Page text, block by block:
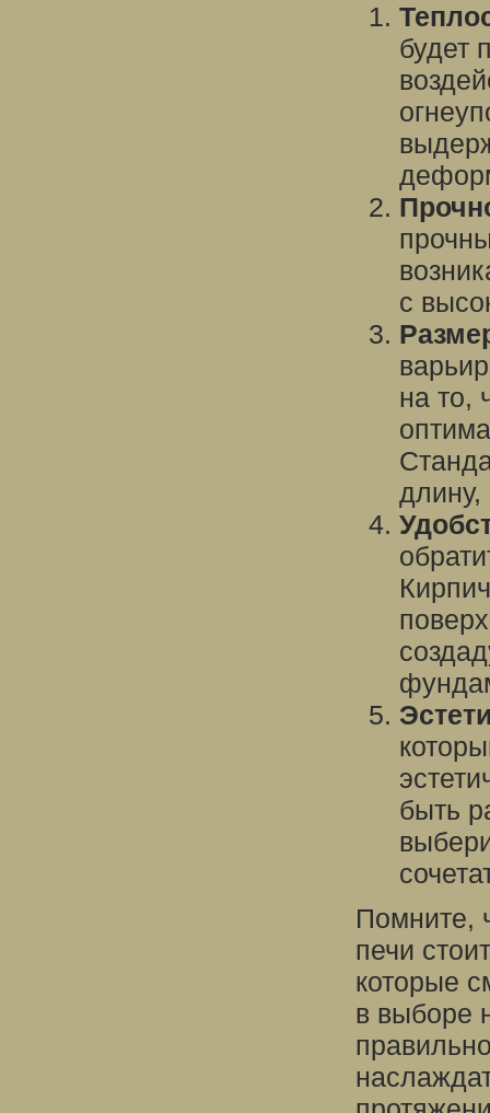
будет
с
на то,
быть
Помните,
печи
которые
в выборе